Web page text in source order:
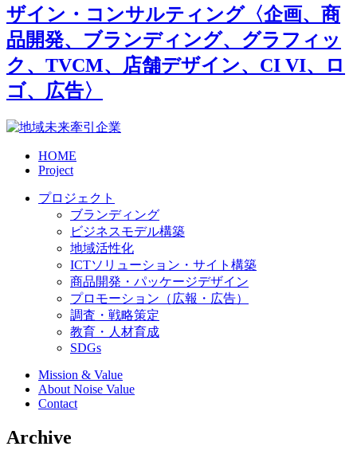
ザイン・コンサルティング〈企画、商
品開発、ブランディング、グラフィッ
ク、TVCM、店舗デザイン、CI VI、ロ
ゴ、広告〉
HOME
Project
プロジェクト
ブランディング
ビジネスモデル構築
地域活性化
ICTソリューション・サイト構築
商品開発・パッケージデザイン
プロモーション（広報・広告）
調査・戦略策定
教育・人材育成
SDGs
Mission & Value
About Noise Value
Contact
Archive